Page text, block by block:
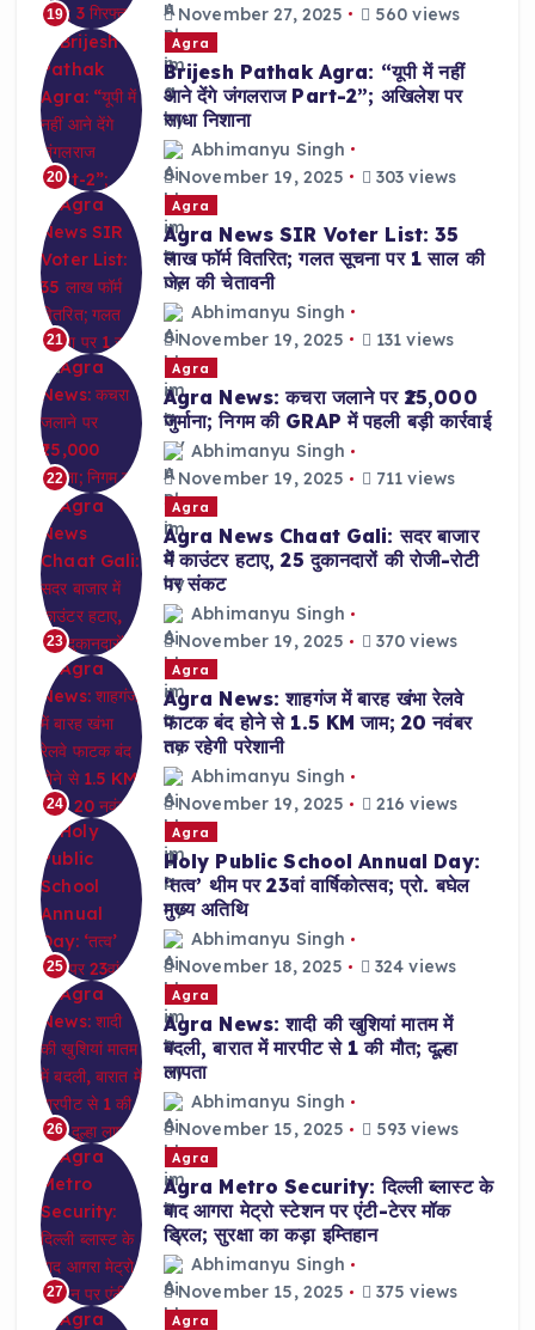
19 November 27, 2025 560 views
20
Agra
Brijesh Pathak Agra: “यूपी में नहीं
आने देंगे जंगलराज Part-2”; अखिलेश पर
साधा निशाना
Abhimanyu Singh
November 19, 2025
303 views
21
Agra
Agra News SIR Voter List: 35
लाख फॉर्म वितरित; गलत सूचना पर 1 साल की
जेल की चेतावनी
Abhimanyu Singh
November 19, 2025
131 views
22
Agra
Agra News: कचरा जलाने पर ₹25,000
जुर्माना; निगम की GRAP में पहली बड़ी कार्रवाई
Abhimanyu Singh
November 19, 2025
711 views
23
Agra
Agra News Chaat Gali: सदर बाजार
में काउंटर हटाए, 25 दुकानदारों की रोजी-रोटी
पर संकट
Abhimanyu Singh
November 19, 2025
370 views
24
Agra
Agra News: शाहगंज में बारह खंभा रेलवे
फाटक बंद होने से 1.5 KM जाम; 20 नवंबर
तक रहेगी परेशानी
Abhimanyu Singh
November 19, 2025
216 views
25
Agra
Holy Public School Annual Day:
‘तत्व’ थीम पर 23वां वार्षिकोत्सव; प्रो. बघेल
मुख्य अतिथि
Abhimanyu Singh
November 18, 2025
324 views
26
Agra
Agra News: शादी की खुशियां मातम में
बदली, बारात में मारपीट से 1 की मौत; दूल्हा
लापता
Abhimanyu Singh
November 15, 2025
593 views
27
Agra
Agra Metro Security: दिल्ली ब्लास्ट के
बाद आगरा मेट्रो स्टेशन पर एंटी-टेरर मॉक
ड्रिल; सुरक्षा का कड़ा इम्तिहान
Abhimanyu Singh
November 15, 2025
375 views
Agra